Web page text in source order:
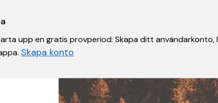
upp en gratis provperiod: Skapa ditt användarkonto,
Skapa konto